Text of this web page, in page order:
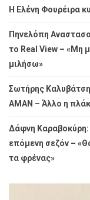
Η Ελένη Φουρέιρα
Πηνελόπη
το Real View – «Μη
μιλήσω»
Σωτήρης
ΑΜΑΝ – Άλλο η
Δάφνη Καραβοκύρη:
επόμενη σεζόν –
τα φρένας»